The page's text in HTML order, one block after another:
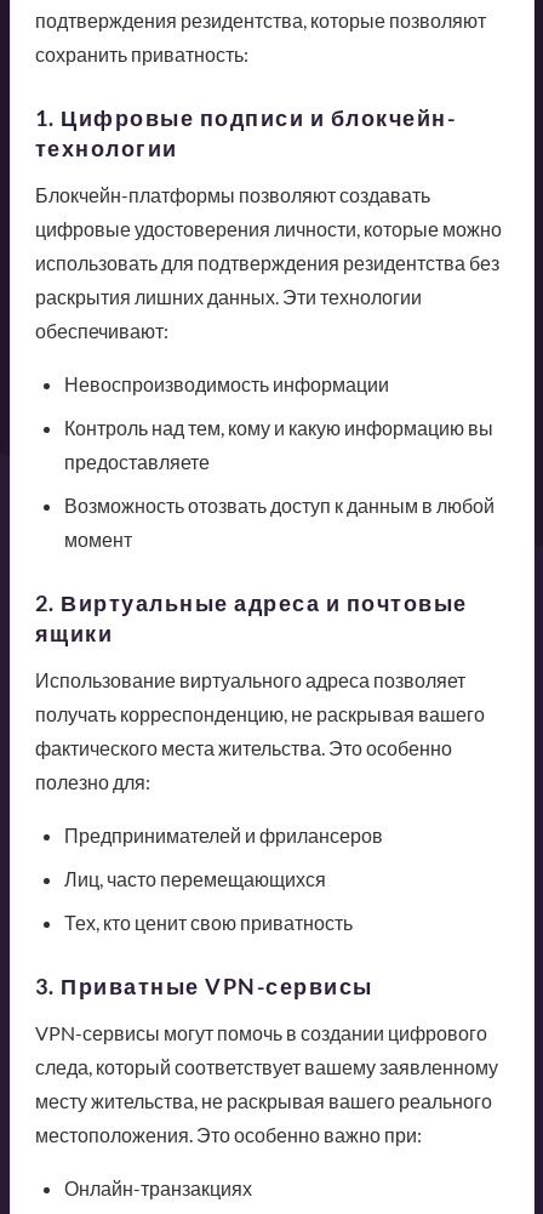
подтверждения резидентства, которые позволяют
сохранить приватность:
1. Цифровые подписи и блокчейн-
технологии
Блокчейн-платформы позволяют создавать
цифровые удостоверения личности, которые можно
использовать для подтверждения резидентства без
раскрытия лишних данных. Эти технологии
обеспечивают:
Невоспроизводимость информации
Контроль над тем, кому и какую информацию вы
предоставляете
Возможность отозвать доступ к данным в любой
момент
2. Виртуальные адреса и почтовые
ящики
Использование виртуального адреса позволяет
получать корреспонденцию, не раскрывая вашего
фактического места жительства. Это особенно
полезно для:
Предпринимателей и фрилансеров
Лиц, часто перемещающихся
Тех, кто ценит свою приватность
3. Приватные VPN-сервисы
VPN-сервисы могут помочь в создании цифрового
следа, который соответствует вашему заявленному
месту жительства, не раскрывая вашего реального
местоположения. Это особенно важно при:
Онлайн-транзакциях